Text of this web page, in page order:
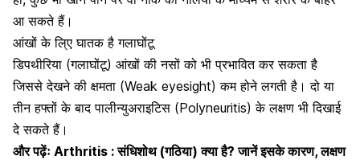
आ सकते हैं।
आंखों के लि्ए घातक है गलाघोंटू
डिपथीरिया (गलाघोंटू) आंखों की नसों को भी प्रभावित कर सकता है
जिससे देखने की क्षमता (Weak eyesight) कम होने लगती है। दो या
तीन हफ्तों के बाद पालीन्युअराइटिस (Polyneuritis) के लक्षण भी दिखाई
दे सकते हैं।
और पढ़ेंः Arthritis : संधिशोथ (गठिया) क्या है? जानें इसके कारण, लक्षण